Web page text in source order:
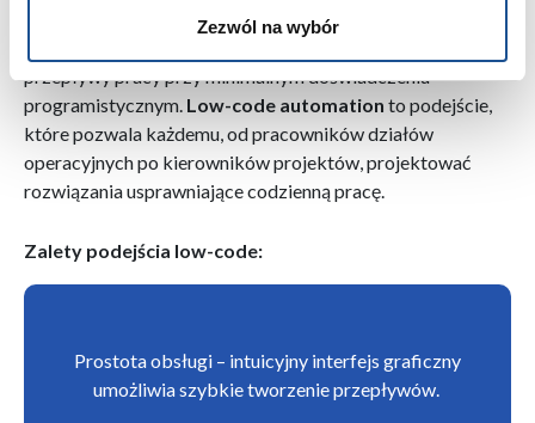
Zezwól na wybór
Usługa ta została zaprojektowana z myślą o użytkownikach
przepływy pracy przy minimalnym doświadczeniu
programistycznym. Low-code automation to podejście,
które pozwala każdemu, od pracowników działów
operacyjnych po kierowników projektów, projektować
rozwiązania usprawniające codzienną pracę.
Zalety podejścia low-code:
Prostota obsługi – intuicyjny interfejs graficzny
umożliwia szybkie tworzenie przepływów.